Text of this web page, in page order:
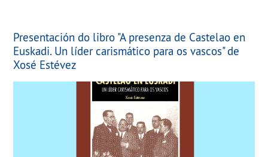
Presentación do libro "A presenza de Castelao en
Euskadi. Un líder carismático para os vascos" de
Xosé Estévez